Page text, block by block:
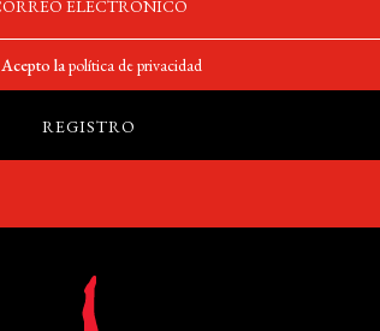
Acepto lapolítica de privacidad